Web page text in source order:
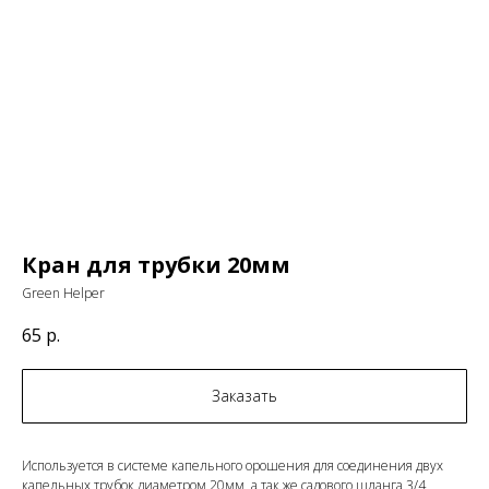
Кран для трубки 20мм
Green Helper
65 р.
Заказать
Используется в системе капельного орошения для соединения двух